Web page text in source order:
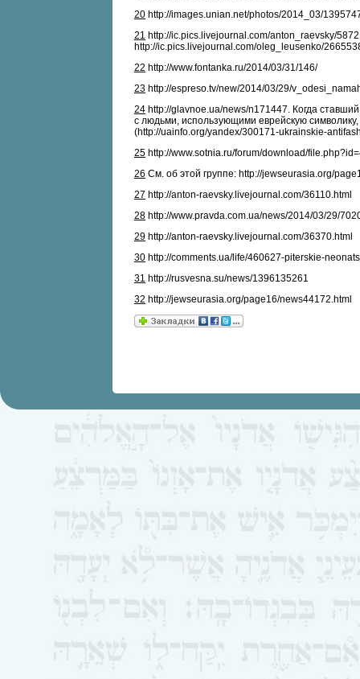
20 http://images.unian.net/photos/2014_03/
21 http://ic.pics.livejournal.com/anton_raevsky/
http://ic.pics.livejournal.com/oleg_leusenko/
22 http://www.fontanka.ru/2014/03/31/146/
23 http://espreso.tv/new/2014/03/29/
24 http://glavnoe.ua/news/n171447. Когда
с людьми, использующими еврейскую
(http://uainfo.org/yandex/300171-ukrainskie-
25 http://www.sotnia.ru/forum/download/
26 См. об этой группе: http://jewseurasia.org/
27 http://anton-raevsky.livejournal.com/36110.html
28 http://www.pravda.com.ua/news/2014/03/29/
29 http://anton-raevsky.livejournal.com/36370.html
30 http://comments.ua/life/460627-piterskie-
31 http://rusvesna.su/news/1396135261
32 http://jewseurasia.org/page16/news44172.html